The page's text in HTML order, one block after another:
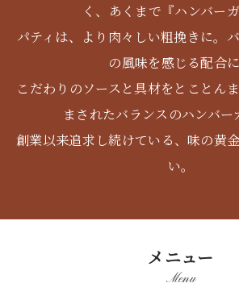
く、あくまで『ハンバーガ
パティは、より肉々しい粗挽きに。
の風味を感じる配合に
こだわりのソースと具材をとことん
まされたバランスのハンバー
創業以来追求し続けている、味の黄
い。
メニュー
Menu